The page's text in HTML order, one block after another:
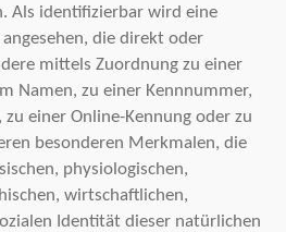
Als identifizierbar wird eine
die direkt oder
mittels Zuordnung zu einer
Namen, zu einer Kennnummer,
einer Online-Kennung oder zu
besonderen Merkmalen, die
physiologischen,
wirtschaftlichen,
Identität dieser natürlichen